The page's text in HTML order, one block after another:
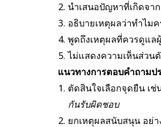
นำเสนอปัญหาที่เกิดจา
อธิบายเหตุผลว่าทำไม
พูดถึงเหตุผลที่ควรดูแล
ไม่แสดงความเห็นส่วน
แนวทางการตอบคำถามป
ตัดสินใจเลือกจุดยืน เช่
กันรับผิดชอบ
ยกเหตุผลสนับสนุน อย่